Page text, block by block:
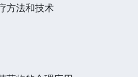
方法和技术